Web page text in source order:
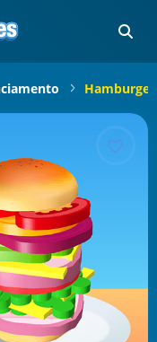
Hamburger